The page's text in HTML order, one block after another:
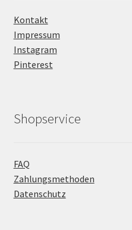
Kontakt
Impressum
Instagram
Pinterest
Shopservice
FAQ
Zahlungsmethoden
Datenschutz